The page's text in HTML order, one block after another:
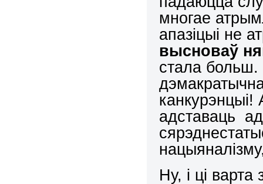
многае
апазіцыі не
высноваў
стала больш.
канкурэнцыі!
адставаць
Ну, і ці варта